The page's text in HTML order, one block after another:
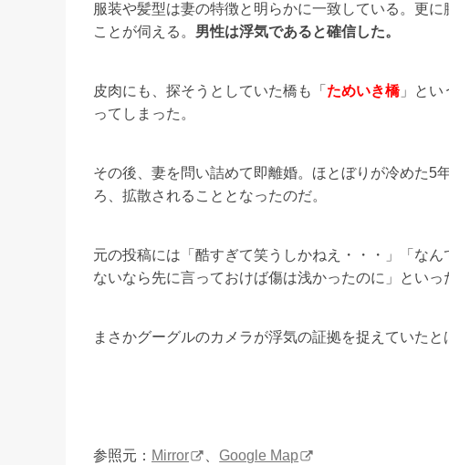
服装や髪型は妻の特徴と明らかに一致している。更
ことが伺える。 男性は浮気であると確信した。
皮肉にも、探そうとしていた橋も「 ためいき橋」とい
ってしまった。
その後、妻を問い詰めて即離婚。ほとぼりが冷めた5
ろ、拡散されることとなったのだ。
元の投稿には「酷すぎて笑うしかねえ・・・」「な
ないなら先に言っておけば傷は浅かったのに」といっ
まさかグーグルのカメラが浮気の証拠を捉えていた
参照元： Mirror Google Map